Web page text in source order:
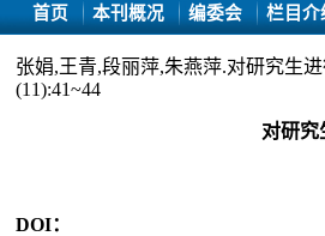
首页 本刊概况 编委会 栏目介
张娟,王青,段丽萍,朱燕萍.对研究生
(11):41~44
对研
DOI：